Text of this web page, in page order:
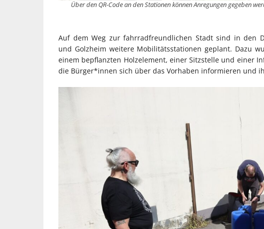
Über den QR-Code an den Stationen können Anregungen gegeben
Auf dem Weg zur fahrradfreundlichen Stadt sind in den
und Golzheim weitere Mobilitätsstationen geplant. Dazu
einem bepflanzten Holzelement, einer Sitzstelle und einer
die Bürger*innen sich über das Vorhaben informieren und